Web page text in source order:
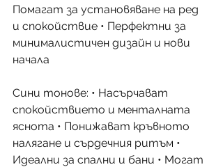
Помагат за установяване на ред
и спокойствие • Перфектни за
минималистичен дизайн и нови
начала
Сини тонове: • Насърчават
спокойствието и менталната
яснота • Понижават кръвното
налягане и сърдечния ритъм •
Идеални за спални и бани • Могат